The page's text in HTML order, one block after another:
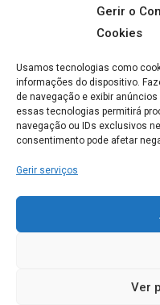
Gerir o
Cookies
Usamos tecnologias como
informações do dispositivo.
de navegação e exibir
essas tecnologias permitirá
navegação ou IDs exclusivos
consentimento pode afetar
Gerir serviços
Ver
Casas de repouso
os
Hospitais portugueses
com funções de lar de
Artigos